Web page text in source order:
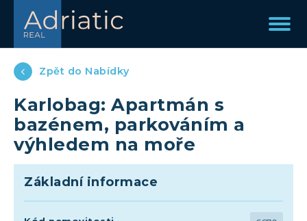
Zpět do Nabídky
Karlobag: Apartmán s
bazénem, parkováním a
výhledem na moře
Základní informace